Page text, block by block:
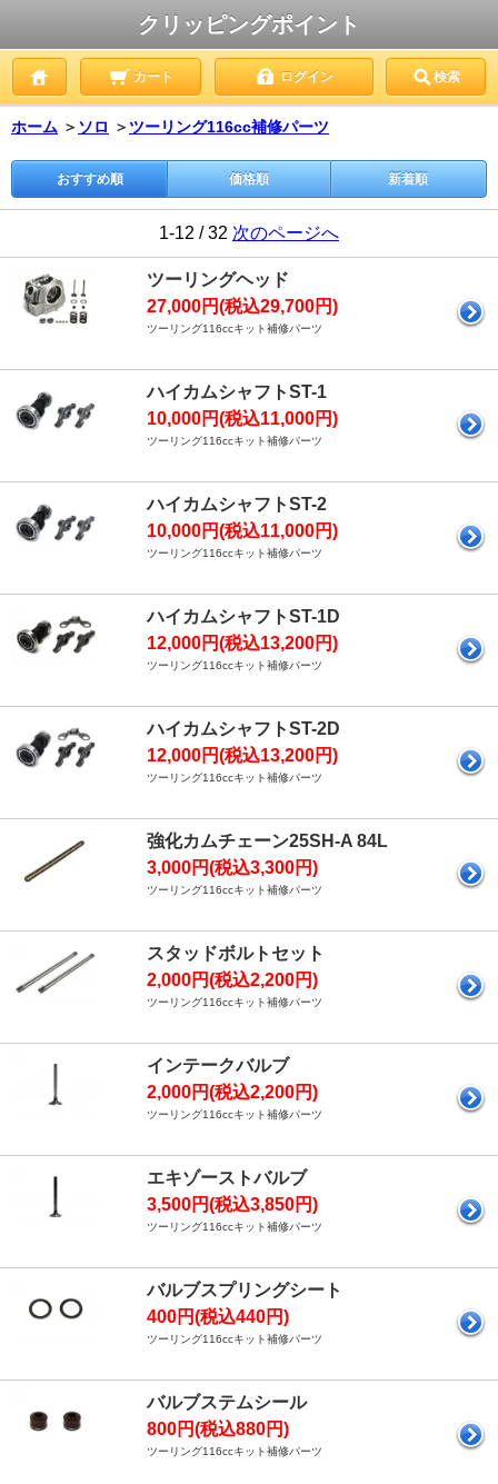
クリッピングポイント
カート ログイン 検索
ホーム ＞ ソロ ＞ ツーリング116cc補修パーツ
おすすめ順 価格順 新着順
1-12 / 32 次のページへ
ツーリングヘッド
27,000円(税込29,700円)
ツーリング116ccキット補修パーツ
ハイカムシャフトST-1
10,000円(税込11,000円)
ツーリング116ccキット補修パーツ
ハイカムシャフトST-2
10,000円(税込11,000円)
ツーリング116ccキット補修パーツ
ハイカムシャフトST-1D
12,000円(税込13,200円)
ツーリング116ccキット補修パーツ
ハイカムシャフトST-2D
12,000円(税込13,200円)
ツーリング116ccキット補修パーツ
強化カムチェーン25SH-A 84L
3,000円(税込3,300円)
ツーリング116ccキット補修パーツ
スタッドボルトセット
2,000円(税込2,200円)
ツーリング116ccキット補修パーツ
インテークバルブ
2,000円(税込2,200円)
ツーリング116ccキット補修パーツ
エキゾーストバルブ
3,500円(税込3,850円)
ツーリング116ccキット補修パーツ
バルブスプリングシート
400円(税込440円)
ツーリング116ccキット補修パーツ
バルブステムシール
800円(税込880円)
ツーリング116ccキット補修パーツ